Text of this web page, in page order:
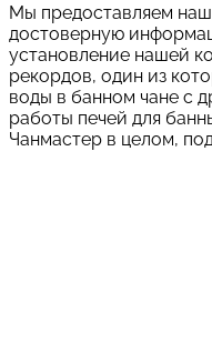
Мы предоставляем
достоверную
установление нашей
рекордов, один из
воды в банном чане с
работы печей для
Чанмастер в целом,